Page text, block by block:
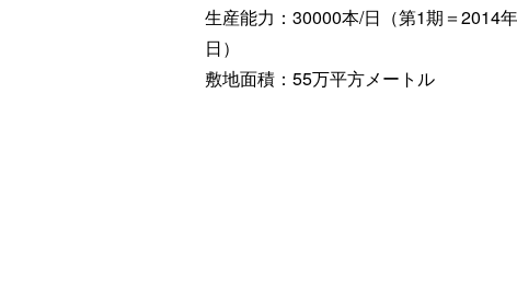
生産能力：30000本/日（第1期＝2014
日）
敷地面積：55万平方メートル